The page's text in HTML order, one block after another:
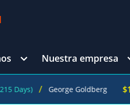
Nuestra empresa
/ George Goldberg $1,200,000